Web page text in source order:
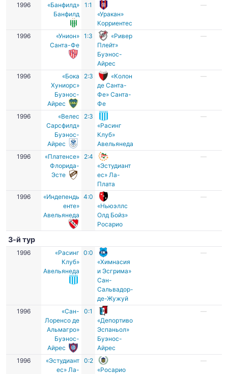
1996
«Банфилд»
Банфилд
1:1
«Уракан»
Корриентес
—
1996
«Унион»
Санта-Фе
1:3
«Ривер
Плейт»
Буэнос-
Айрес
—
1996
«Бока
Хуниорс»
Буэнос-
Айрес
2:3
«Колон
де Санта-
Фе» Санта-
Фе
—
1996
«Велес
Сарсфилд»
Буэнос-
Айрес
2:3
«Расинг
Клуб»
Авельянеда
—
1996
«Платенсе»
Флорида-
Эсте
2:4
«Эстудиант
ес» Ла-
Плата
—
1996
«Индепендь
енте»
Авельянеда
4:0
«Ньюэллс
Олд Бойз»
Росарио
—
3-й тур
1996
«Расинг
Клуб»
Авельянеда
0:0
«Химнасия
и Эсгрима»
Сан-
Сальвадор-
де-Жужуй
—
1996
«Сан-
Лоренсо де
Альмагро»
Буэнос-
Айрес
0:1
«Депортиво
Эспаньол»
Буэнос-
Айрес
—
1996
«Эстудиант
ес» Ла-
0:2
«Росарио
—